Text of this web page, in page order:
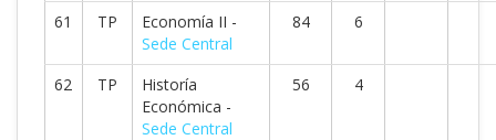
61 TP
Economía II -
Sede Central
84 6
62 TP
Historía
Económica -
Sede Central
56 4